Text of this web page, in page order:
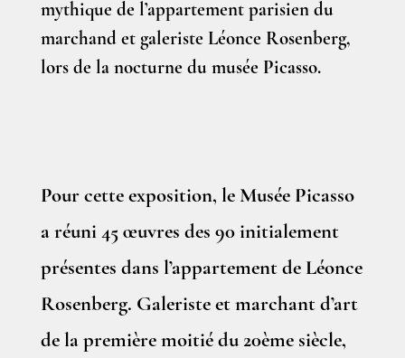
mythique de l’appartement parisien du
marchand et galeriste Léonce Rosenberg,
lors de la nocturne du musée Picasso.
Pour cette exposition, le Musée Picasso
a réuni 45 œuvres des 90 initialement
présentes dans l’appartement de Léonce
Rosenberg. Galeriste et marchant d’art
de la première moitié du 20ème siècle,